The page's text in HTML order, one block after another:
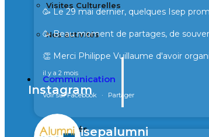
Visites Culturelles
Nos activités
Communication
Actualités
🥳 Le 29 mai dernier, quelques Isep
🥳 Beau moment de partages, de
👏 Merci Philippe Vuillaume d'avoir
il y a 2 mois
Voir sur Facebook · Partager
Instagram
isepalumni